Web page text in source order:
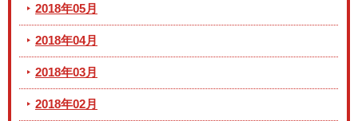
2018年05月
2018年04月
2018年03月
2018年02月